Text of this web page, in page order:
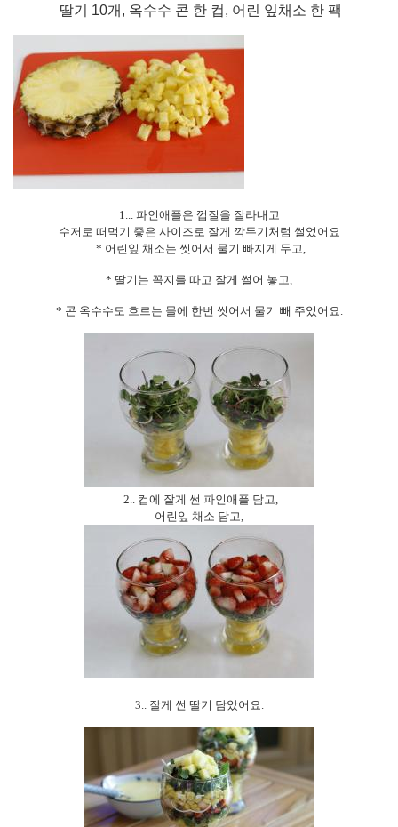
딸기 10개 , 옥수수 콘 한 컵, 어린 잎채소 한 팩
1... 파인애플은 껍질을 잘라내고
수저로 떠먹기 좋은 사이즈로 잘게 깍두기처럼 썰었어요
* 어린잎 채소는 씻어서 물기 빠지게 두고
* 딸기는 꼭지를 따고 잘게 썰어 놓고
* 콘 옥수수도 흐르는 물에 한번 씻어서 물기 빼 주었어요
2.. 컵에 잘게 썬 파인애플 담고
어린잎 채소 담고
3.. 잘게 썬 딸기 담았어요